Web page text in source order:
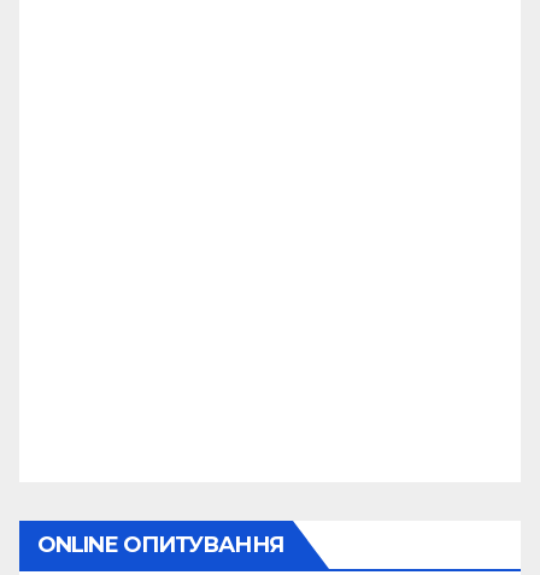
ONLINE ОПИТУВАННЯ